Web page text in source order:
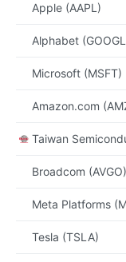
Apple (AAPL)
Alphabet
Microsoft (MSFT)
Amazon.com
Taiwan
Broadcom (AVGO)
Meta Platforms
Tesla (TSLA)